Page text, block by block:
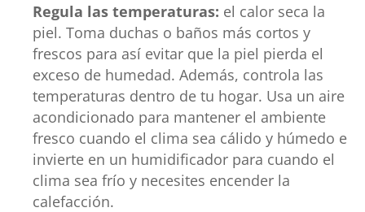
Regula las temperaturas: el calor seca la
piel. Toma duchas o baños más cortos y
frescos para así evitar que la piel pierda el
exceso de humedad. Además, controla las
temperaturas dentro de tu hogar. Usa un aire
acondicionado para mantener el ambiente
fresco cuando el clima sea cálido y húmedo e
invierte en un humidificador para cuando el
clima sea frío y necesites encender la
calefacción.